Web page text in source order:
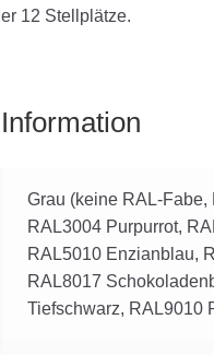
12 Stellplätze.
Grau (keine RAL-
RAL3004 Purpurrot,
RAL5010 Enzianblau,
RAL8017
Tiefschwarz, RAL9010